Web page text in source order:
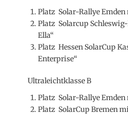
Platz Solar-Rallye
Platz Solarcup
Ella“
Platz Hessen SolarCup
Enterprise“
Ultraleichtklasse B
Platz Solar-Rallye Emden
Platz SolarCup Bremen